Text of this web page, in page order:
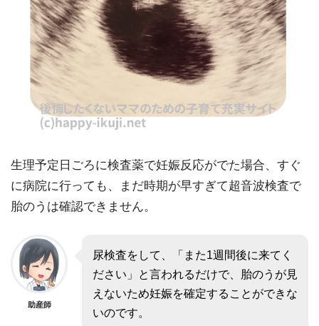
生理予定日ごろに検査薬で妊娠反応がでた場合、すぐ
に病院に行っても、まだ時期が早すぎて超音波検査で
胎のうは確認できません。
助産師
尿検査をして、「また1週間後に来てく
ださい」と言われるだけで、胎のうが見
えないため妊娠を確定することができな
いのです。